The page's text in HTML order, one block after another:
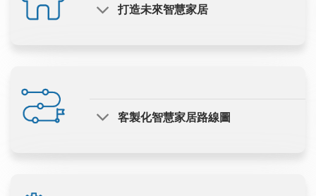
打造未來智慧家居
客製化智慧家居路線圖